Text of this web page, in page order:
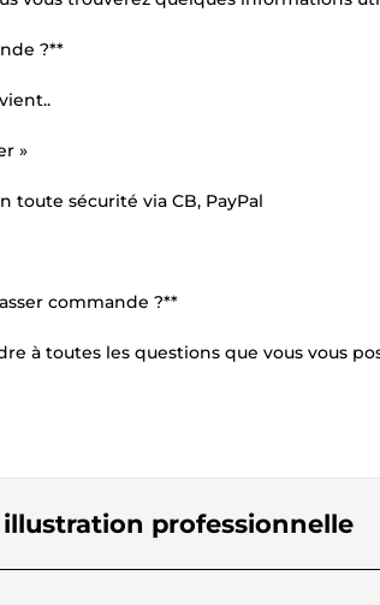
?**
»
sécurité via CB, PayPal
commande ?**
à toutes les questions que vous vous
professionnelle